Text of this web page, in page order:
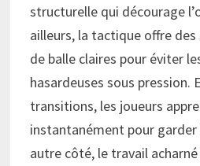
structurelle qui décourage
ailleurs, la tactique offre
de balle claires pour éviter
hasardeuses sous pression.
transitions, les joueurs
instantanément pour garder
autre côté, le travail